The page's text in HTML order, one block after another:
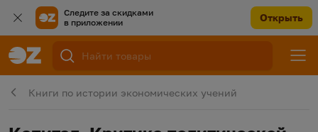
Следите за скидками
в приложении
Открыть
Книги по истории экономических учений